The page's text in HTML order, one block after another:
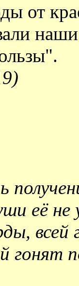
от
её не
гонят